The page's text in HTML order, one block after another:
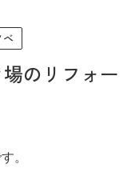
ベ
のリフォー
。